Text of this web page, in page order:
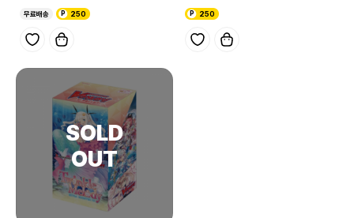
무료배송 250 250